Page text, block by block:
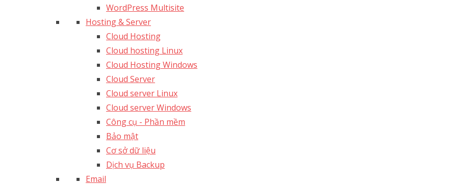
WordPress Multisite
Hosting & Server
Cloud Hosting
Cloud hosting Linux
Cloud Hosting Windows
Cloud Server
Cloud server Linux
Cloud server Windows
Công cụ - Phần mềm
Bảo mật
Cơ sở dữ liệu
Dịch vụ Backup
Email